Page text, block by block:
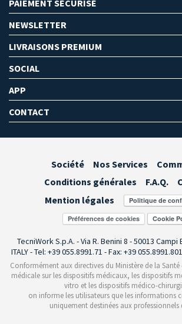
PAIEMENT SÉCURISÉ
NEWSLETTER
LIVRAISONS PREMIUM
SOCIAL
APP
CONTACT
Société Nos Services
Conditions générales
F.A.Q.
Mention légales
Préférences de cookies
TecniWork S.p.A. - Via R. Benini 8 - 50013
ITALY - Tel: +39 055.8991.71 - Fax: +39
Conformément aux directives du Ministère de la
médicale sur les dispositifs médicaux, les dispositifs
vitro et les dispositifs médico-
on informe les utilisateurs que les informations
uniquement destinées aux professionnels